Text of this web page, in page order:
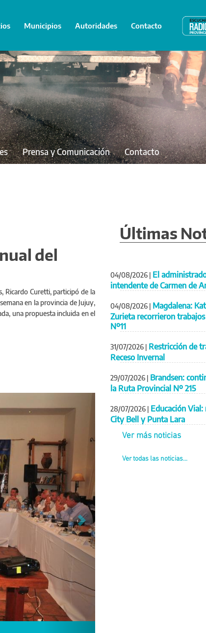
Municipios Autoridades Contacto Radio
Prensa y Comunicación Contacto
del
Ricardo Curetti, participó de la
en la provincia de Jujuy,
una propuesta incluida en el
Nacional de Vialidad
Últimas
04/08/2026 | El
intendente de Carmen de
04/08/2026 | Magdalena:
Zurieta recorrieron
Nº11
31/07/2026 | Restricción de
Receso Invernal
29/07/2026 | Brandsen:
la Ruta Provincial Nº 215
28/07/2026 | Educación
City Bell y Punta Lara
Ver más noticias
Ver todas las noticias...